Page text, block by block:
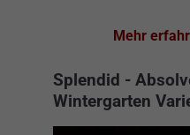
Mehr
Splendid -
Wintergarten